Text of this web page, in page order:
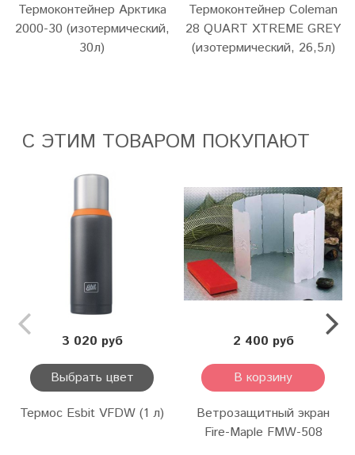
Термоконтейнер Арктика
2000-30 (изотермический,
30л)
Термоконтейнер Coleman
28 QUART XTREME GREY
(изотермический, 26,5л)
С ЭТИМ ТОВАРОМ ПОКУПАЮТ
3 020 руб
Выбрать цвет
Термос Esbit VFDW (1 л)
2 400 руб
В корзину
Ветрозащитный экран
Fire-Maple FMW-508